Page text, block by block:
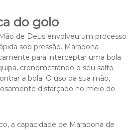
do golo
de Deus envolveu um processo
sob pressão. Maradona
para interceptar uma bola
cronometrando o seu salto
a bola. O uso da sua mão,
disfarçado no meio do
a capacidade de Maradona de